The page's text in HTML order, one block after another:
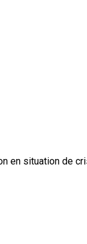
en situation de